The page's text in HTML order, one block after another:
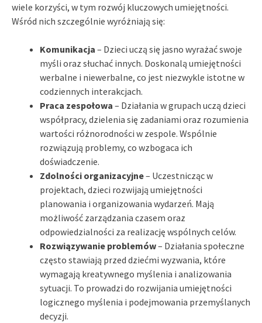
wiele korzyści, w tym rozwój kluczowych umiejętności.
Wśród nich szczególnie wyróżniają się:
Komunikacja – Dzieci uczą się jasno wyrażać swoje
myśli oraz słuchać innych. Doskonalą umiejętności
werbalne i niewerbalne, co jest niezwykle istotne w
codziennych interakcjach.
Praca zespołowa – Działania w grupach uczą dzieci
współpracy, dzielenia się zadaniami oraz rozumienia
wartości różnorodności w zespole. Wspólnie
rozwiązują problemy, co wzbogaca ich
doświadczenie.
Zdolności organizacyjne– Uczestnicząc w
projektach, dzieci rozwijają umiejętności
planowania i organizowania wydarzeń. Mają
możliwość zarządzania czasem oraz
odpowiedzialności za realizację wspólnych celów.
Rozwiązywanie problemów– Działania społeczne
często stawiają przed dziećmi wyzwania, które
wymagają kreatywnego myślenia i analizowania
sytuacji. To prowadzi do rozwijania umiejętności
logicznego myślenia i podejmowania przemyślanych
decyzji.